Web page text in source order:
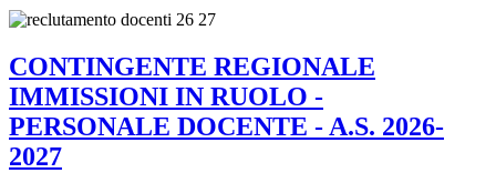
CONTINGENTE REGIONALE
IMMISSIONI IN RUOLO -
PERSONALE DOCENTE - A.S. 2026-
2027